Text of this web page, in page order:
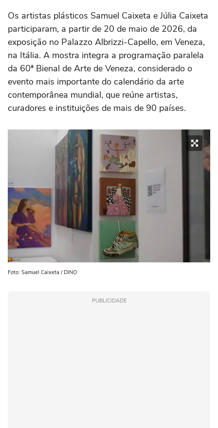
Os artistas plásticos Samuel Caixeta e Júlia Caixeta
participaram, a partir de 20 de maio de 2026, da
exposição no Palazzo Albrizzi-Capello, em Veneza,
na Itália. A mostra integra a programação paralela
da 60ª Bienal de Arte de Veneza, considerado o
evento mais importante do calendário da arte
contemporânea mundial, que reúne artistas,
curadores e instituições de mais de 90 países.
Foto: Samuel Caixeta / DINO
PUBLICIDADE